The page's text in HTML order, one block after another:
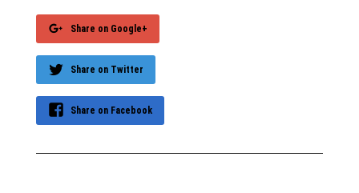
Share on Google+
Share on Twitter
Share on Facebook